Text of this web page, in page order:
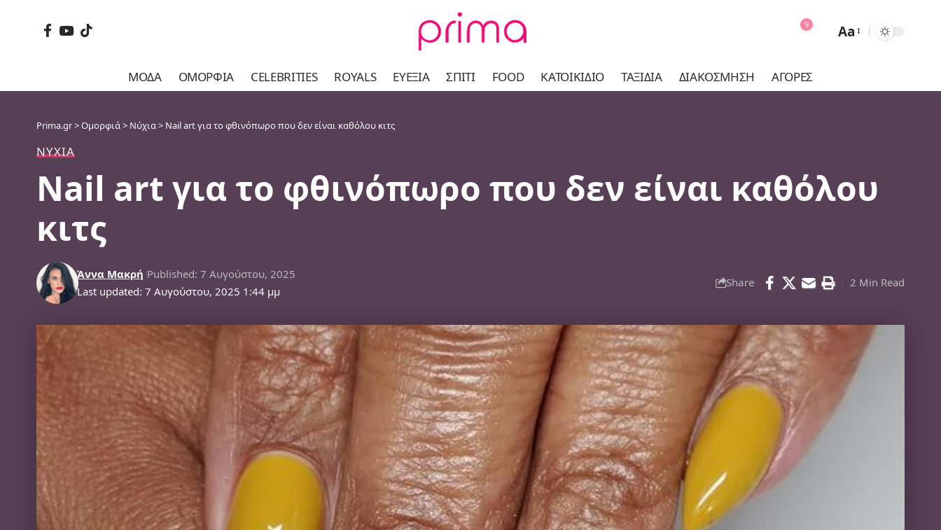
9
Font
Aa
ΜΌΔΑ ΟΜΟΡΦΙΆ CELEBRITIES ROYALS ΕΥΕΞΊΑ ΣΠΊΤΙ FOOD ΚΑΤΟΙΚΊΔΙΟ ΤΑΞΊΔΙΑ ΔΙΑΚΌΣΜΗΣΗ ΑΓΟΡΈΣ
Prima.gr>Ομορφιά> Νύχια> Nail art για το φθινόπωρο που δεν είναι καθόλου κιτς
ΝΎΧΙΑ
Nail art για το φθινόπωρο που δεν είναι καθόλου
κιτς
Last updated: 7 Αυγούστου, 2025 1:44 μμ
Άννα Μακρή Published: 7 Αυγούστου, 2025
Share 2 Min Read